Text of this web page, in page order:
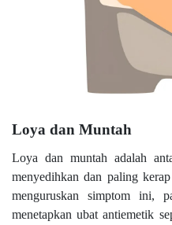
Loya dan Muntah
Loya dan muntah adalah
menyedihkan dan paling
menguruskan simptom ini,
menetapkan ubat antiemetik